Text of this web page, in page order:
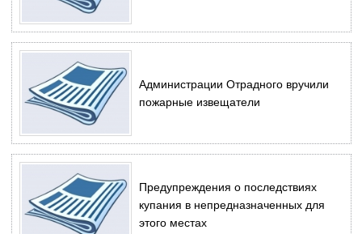
Администрации Отрадного вручили
пожарные извещатели
Предупреждения о последствиях
купания в непредназначенных для
этого местах